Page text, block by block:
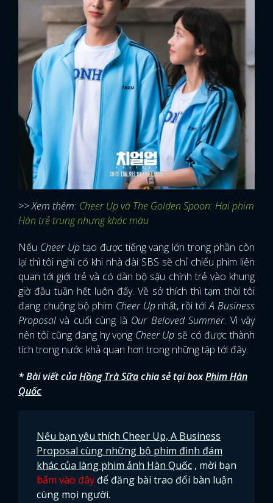
>> Xem thêm: Cheer Up và The Golden Spoon: Hai phim
Hàn trẻ trung nhưng khác màu
Nếu Cheer Up tạo được tiếng vang lớn trong phần còn
lại thì tôi nghĩ có khi nhà đài SBS sẽ chỉ chiếu phim liên
quan tới giới trẻ và có dàn bộ sậu chính trẻ vào khung
giờ đầu tuần hết luôn đấy. Về sở thích thì tạm thời tôi
đang chuộng bộ phim Cheer Upnhất, rồi tớiA Business
Proposal và cuối cùng là Our Beloved Summer. Vì vậy
nên tôi cũng đang hy vọng Cheer Up sẽ có được thành
tích trong nước khả quan hơn trong những tập tới đây.
* Bài viết củaHồng Trà Sữachia sẻ tại boxPhim Hàn
Quốc
Nếu bạn yêu thích Cheer Up, A Business
Proposal cùng những bộ phim đình đám
khác của làng phim ảnh Hàn Quốc , mời bạn
bấm vào đây để đăng bài trao đổi bàn luận
cùng mọi người.